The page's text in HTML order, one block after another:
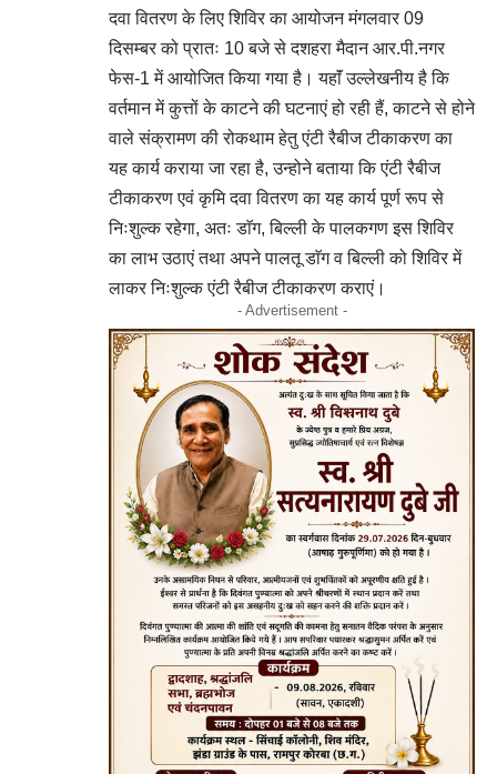
दवा वितरण के लिए शिविर का आयोजन मंगलवार 09
दिसम्बर को प्रातः 10 बजे से दशहरा मैदान आर.पी.नगर
फेस-1 में आयोजित किया गया है। यहाॅं उल्लेखनीय है कि
वर्तमान में कुत्तों के काटने की घटनाएं हो रही हैं, काटने से होने
वाले संक्रामण की रोकथाम हेतु एंटी रैबीज टीकाकरण का
यह कार्य कराया जा रहा है, उन्होने बताया कि एंटी रैबीज
टीकाकरण एवं कृमि दवा वितरण का यह कार्य पूर्ण रूप से
निःशुल्क रहेगा, अतः डाॅग, बिल्ली के पालकगण इस शिविर
का लाभ उठाएं तथा अपने पालतू डाॅग व बिल्ली को शिविर में
लाकर निःशुल्क एंटी रैबीज टीकाकरण कराएं।
- Advertisement -